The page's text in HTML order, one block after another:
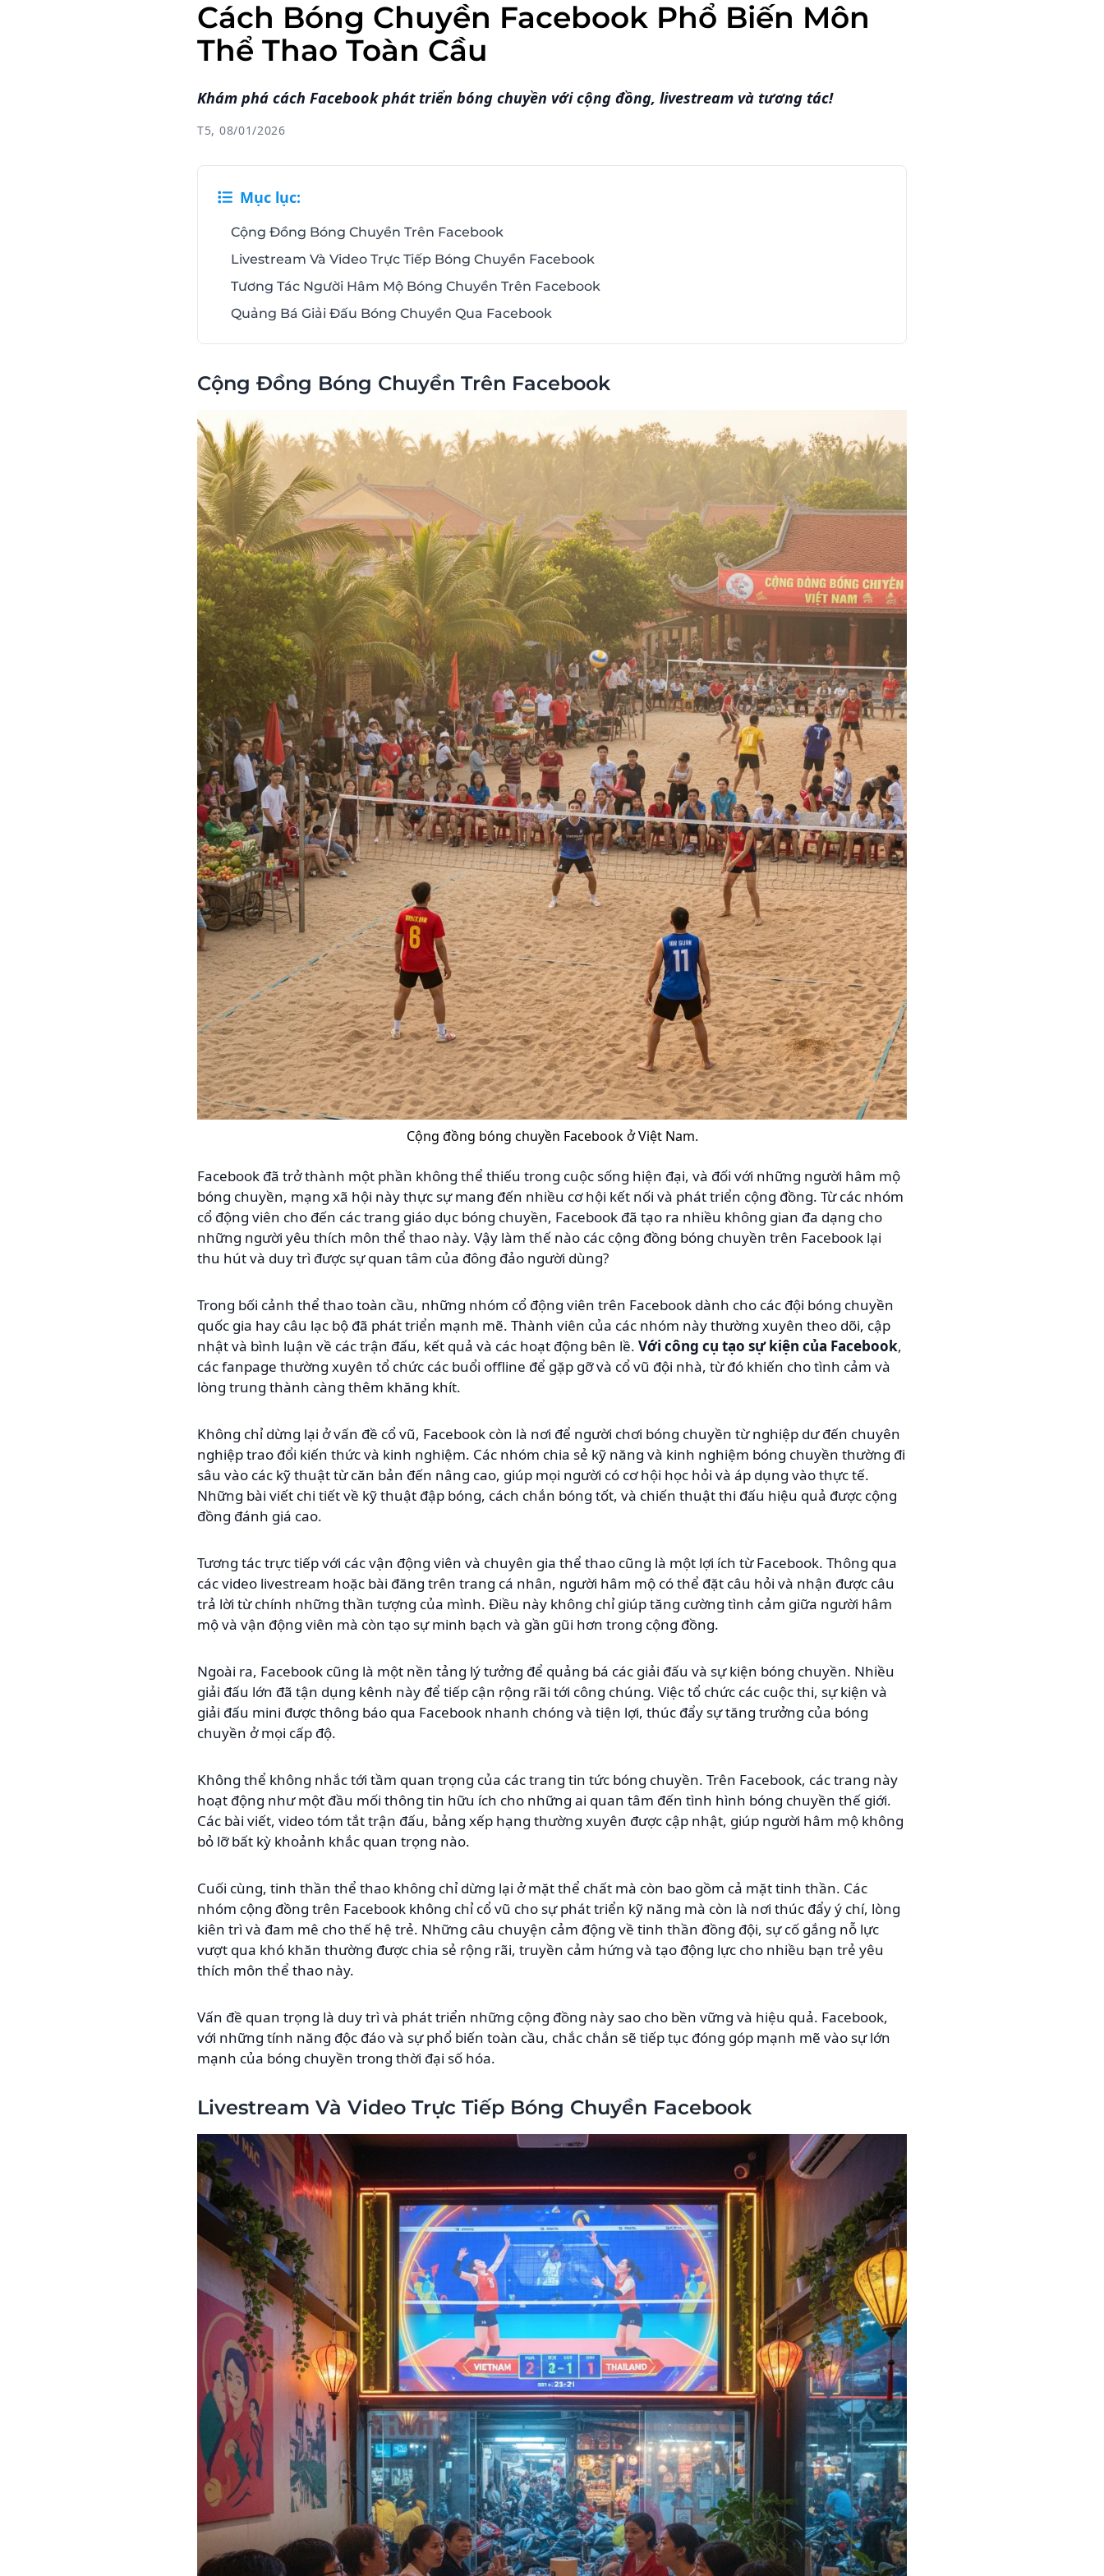
Cách Bóng Chuyền Facebook Phổ Biến Môn
Thể Thao Toàn Cầu
Khám phá cách Facebook phát triển bóng chuyền với cộng đồng, livestream và tương tác!
T5, 08/01/2026
Mục lục:
Cộng Đồng Bóng Chuyền Trên Facebook
Livestream Và Video Trực Tiếp Bóng Chuyền Facebook
Tương Tác Người Hâm Mộ Bóng Chuyền Trên Facebook
Quảng Bá Giải Đấu Bóng Chuyền Qua Facebook
Cộng Đồng Bóng Chuyền Trên Facebook
Cộng đồng bóng chuyền Facebook ở Việt Nam.
Facebook đã trở thành một phần không thể thiếu trong cuộc sống hiện đại, và đối với những người hâm mộ
bóng chuyền, mạng xã hội này thực sự mang đến nhiều cơ hội kết nối và phát triển cộng đồng. Từ các nhóm
cổ động viên cho đến các trang giáo dục bóng chuyền, Facebook đã tạo ra nhiều không gian đa dạng cho
những người yêu thích môn thể thao này. Vậy làm thế nào các cộng đồng bóng chuyền trên Facebook lại
thu hút và duy trì được sự quan tâm của đông đảo người dùng?
Trong bối cảnh thể thao toàn cầu, những nhóm cổ động viên trên Facebook dành cho các đội bóng chuyền
quốc gia hay câu lạc bộ đã phát triển mạnh mẽ. Thành viên của các nhóm này thường xuyên theo dõi, cập
nhật và bình luận về các trận đấu, kết quả và các hoạt động bên lề. Với công cụ tạo sự kiện của Facebook,
các fanpage thường xuyên tổ chức các buổi offline để gặp gỡ và cổ vũ đội nhà, từ đó khiến cho tình cảm và
lòng trung thành càng thêm khăng khít.
Không chỉ dừng lại ở vấn đề cổ vũ, Facebook còn là nơi để người chơi bóng chuyền từ nghiệp dư đến chuyên
nghiệp trao đổi kiến thức và kinh nghiệm. Các nhóm chia sẻ kỹ năng và kinh nghiệm bóng chuyền thường đi
sâu vào các kỹ thuật từ căn bản đến nâng cao, giúp mọi người có cơ hội học hỏi và áp dụng vào thực tế.
Những bài viết chi tiết về kỹ thuật đập bóng, cách chắn bóng tốt, và chiến thuật thi đấu hiệu quả được cộng
đồng đánh giá cao.
Tương tác trực tiếp với các vận động viên và chuyên gia thể thao cũng là một lợi ích từ Facebook. Thông qua
các video livestream hoặc bài đăng trên trang cá nhân, người hâm mộ có thể đặt câu hỏi và nhận được câu
trả lời từ chính những thần tượng của mình. Điều này không chỉ giúp tăng cường tình cảm giữa người hâm
mộ và vận động viên mà còn tạo sự minh bạch và gần gũi hơn trong cộng đồng.
Ngoài ra, Facebook cũng là một nền tảng lý tưởng để quảng bá các giải đấu và sự kiện bóng chuyền. Nhiều
giải đấu lớn đã tận dụng kênh này để tiếp cận rộng rãi tới công chúng. Việc tổ chức các cuộc thi, sự kiện và
giải đấu mini được thông báo qua Facebook nhanh chóng và tiện lợi, thúc đẩy sự tăng trưởng của bóng
chuyền ở mọi cấp độ.
Không thể không nhắc tới tầm quan trọng của các trang tin tức bóng chuyền. Trên Facebook, các trang này
hoạt động như một đầu mối thông tin hữu ích cho những ai quan tâm đến tình hình bóng chuyền thế giới.
Các bài viết, video tóm tắt trận đấu, bảng xếp hạng thường xuyên được cập nhật, giúp người hâm mộ không
bỏ lỡ bất kỳ khoảnh khắc quan trọng nào.
Cuối cùng, tinh thần thể thao không chỉ dừng lại ở mặt thể chất mà còn bao gồm cả mặt tinh thần. Các
nhóm cộng đồng trên Facebook không chỉ cổ vũ cho sự phát triển kỹ năng mà còn là nơi thúc đẩy ý chí, lòng
kiên trì và đam mê cho thế hệ trẻ. Những câu chuyện cảm động về tinh thần đồng đội, sự cố gắng nỗ lực
vượt qua khó khăn thường được chia sẻ rộng rãi, truyền cảm hứng và tạo động lực cho nhiều bạn trẻ yêu
thích môn thể thao này.
Vấn đề quan trọng là duy trì và phát triển những cộng đồng này sao cho bền vững và hiệu quả. Facebook,
với những tính năng độc đáo và sự phổ biến toàn cầu, chắc chắn sẽ tiếp tục đóng góp mạnh mẽ vào sự lớn
mạnh của bóng chuyền trong thời đại số hóa.
Livestream Và Video Trực Tiếp Bóng Chuyền Facebook